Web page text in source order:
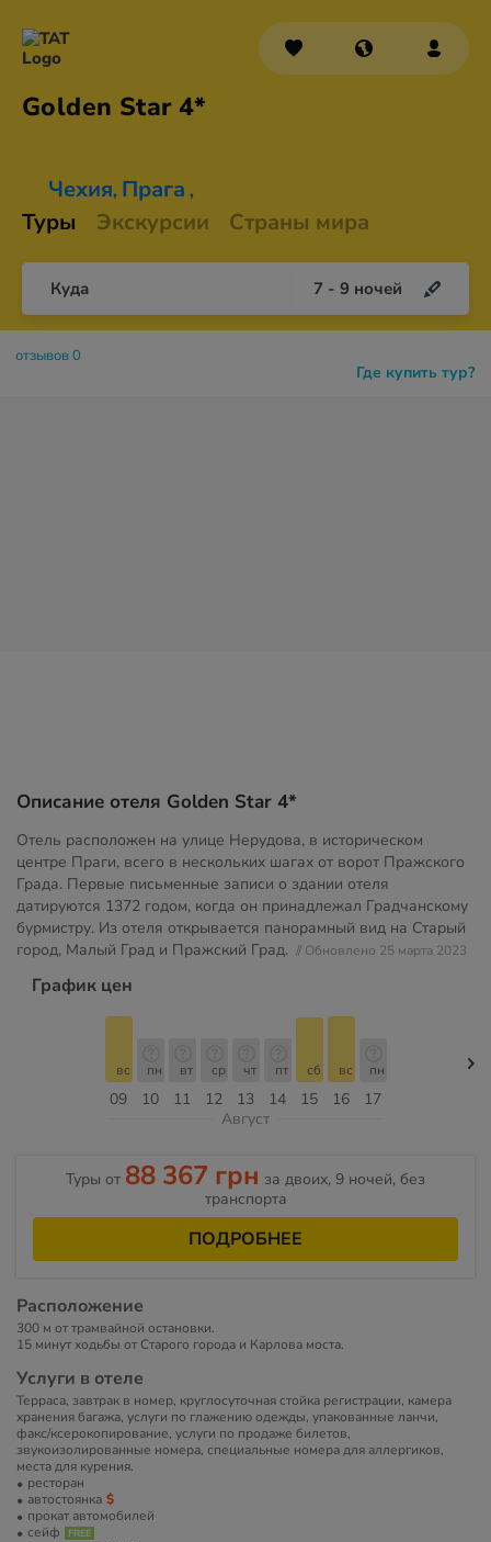
Golden Star 4*
Чехия, Прага ,
Туры Экскурсии Страны мира
Куда 7 - 9 ночей
Где купить тур?
отзывов 0
Описание отеля Golden Star 4*
Отель расположен на улице Нерудова, в историческом
центре Праги, всего в нескольких шагах от ворот Пражского
Града. Первые письменные записи о здании отеля
датируются 1372 годом, когда он принадлежал Градчанскому
бурмистру. Из отеля открывается панорамный вид на Старый
город, Малый Град и Пражский Град. // Обновлено 25 марта 2023
График цен
09
вс
10
пн
11
вт
12
ср
13
чт
14
пт
15
сб
16
вс
17
пн
Август
Туры от 88 367 грн за двоих, 9 ночей, без
транспорта
ПОДРОБНЕЕ
Расположение
300 м от трамвайной остановки.
15 минут ходьбы от Старого города и Карлова моста.
Услуги в отеле
Терраса, завтрак в номер, круглосуточная стойка регистрации, камера
хранения багажа, услуги по глажению одежды, упакованные ланчи,
факс/ксерокопирование, услуги по продаже билетов,
звукоизолированные номера, специальные номера для аллергиков,
места для курения.
ресторан
автостоянка
прокат автомобилей
сейф